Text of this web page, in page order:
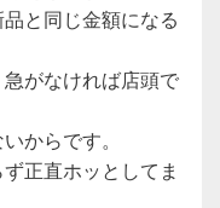
と同じ金額になる
がなければ店頭で
からです。
正直ホッとしてま